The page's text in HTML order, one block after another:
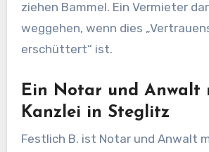
ziehen Bammel. Ein Vermieter
weggehen, wenn dies
erschüttert“ ist.
Ein Notar und Anwalt
Kanzlei in Steglitz
Festlich B. ist Notar und Anwalt